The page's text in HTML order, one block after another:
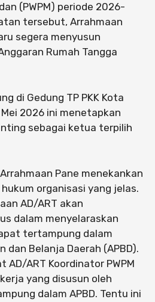
(PWPM) periode 2026-
tersebut, Arrahmaan
segera menyusun
Rumah Tangga
di Gedung TP PKK Kota
2026 ini menetapkan
sebagai ketua terpilih
Pane menekankan
organisasi yang jelas.
AD/ART akan
dalam menyelaraskan
tertampung dalam
dan Belanja Daerah (APBD).
AD/ART Koordinator PWPM
yang disusun oleh
dalam APBD. Tentu ini